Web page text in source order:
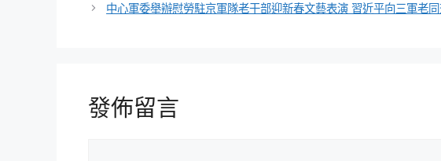
中心軍委舉辦慰勞駐京軍隊老干部迎新春文藝表演 習近平向三軍老
發佈留言